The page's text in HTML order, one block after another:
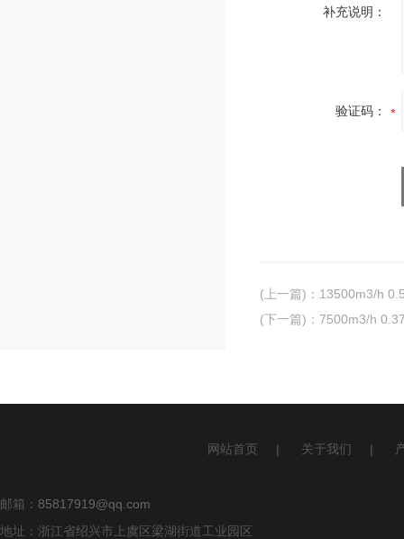
补充说明：
验证码：
(上一篇) ： 13500m3/h
(下一篇) ： 7500m3/h
网站首页 | 关于我们 |
邮箱： 85817919@qq.com
地址：浙江省绍兴市上虞区梁湖街道工业园区